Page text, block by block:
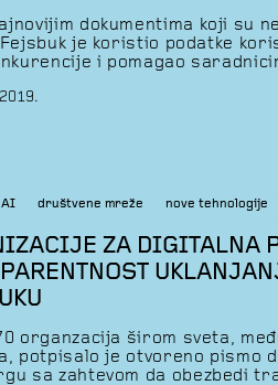
dokumentima koji su
je koristio podatke
i pomagao
korisnika, a naknada
društvene mreže nove tehnologije
ZA DIGITALNA
organzacija širom sveta,
potpisalo je otvoreno pismo
sa zahtevom da obezbedi